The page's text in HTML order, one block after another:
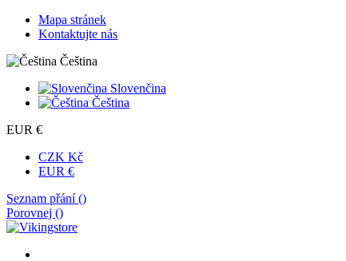
Mapa stránek
Kontaktujte nás
Čeština
Slovenčina
Čeština
EUR €
CZK Kč
EUR €
Seznam přání ()
Porovnej ()